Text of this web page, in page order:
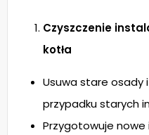
Czyszczenie
kotła
Usuwa stare osady
przypadku starych
Przygotowuje